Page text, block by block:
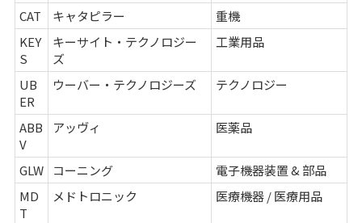
CAT
キャタピラー
重機
KEY
S
キーサイト・テクノロジー
ズ
工業用品
UB
ER
ウーバー・テクノロジーズ テクノロジー
ABB
V
アッヴィ 医薬品
GLW コーニング
電子機器装置 & 部品
MD
T
メドトロニック 医療機器 / 医療用品